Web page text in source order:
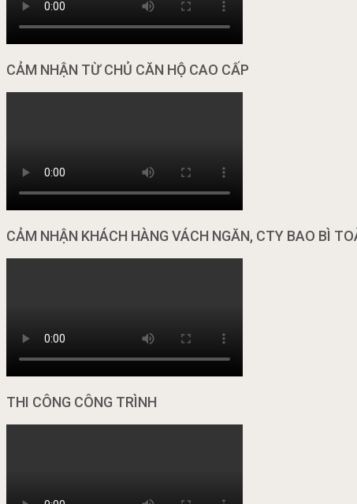
CẢM NHẬN TỪ CHỦ CĂN HỘ CAO CẤP
CẢM NHẬN KHÁCH HÀNG VÁCH NGĂN, CTY BAO BÌ
THI CÔNG CÔNG TRÌNH